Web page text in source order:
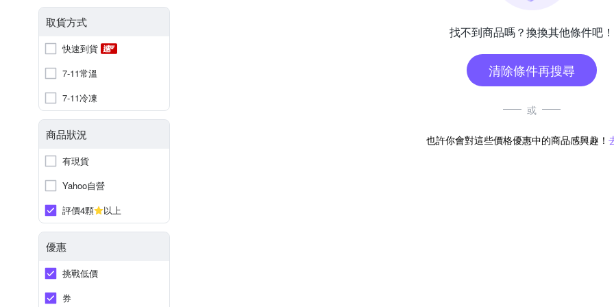
取貨方式
快速到貨
7-11常溫
7-11冷凍
商品狀況
有現貨
Yahoo自營
評價4顆
以上
優惠
挑戰低價
券
找不到商品嗎？換換其他條件吧！
清除條件再搜尋
或
也許你會對這些價格優惠中的商品感興趣！